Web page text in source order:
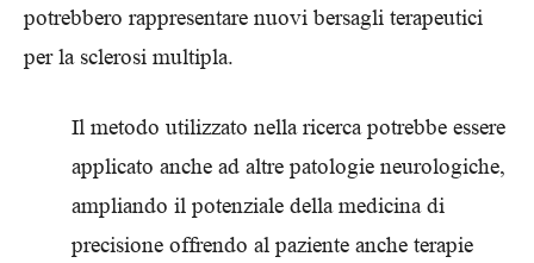
potrebbero rappresentare nuovi bersagli terapeutici
per la sclerosi multipla.
Il metodo utilizzato nella ricerca potrebbe essere
applicato anche ad altre patologie neurologiche,
ampliando il potenziale della medicina di
precisione offrendo al paziente anche terapie